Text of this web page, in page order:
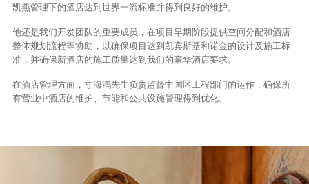
凯燕管理下的酒店达到世界一流标准并得到良好的维护。
他还是我们开发团队的重要成员，在项目早期阶段提供空间分配和酒店
整体规划流程等协助，以确保项目达到凯宾斯基和诺金的设计及施工标
准，并确保新酒店的施工质量达到我们的豪华酒店要求。
在酒店管理方面，寸海鸿先生负责监督中国区工程部门的运作，确保所
有营业中酒店的维护、节能和公共设施管理得到优化。